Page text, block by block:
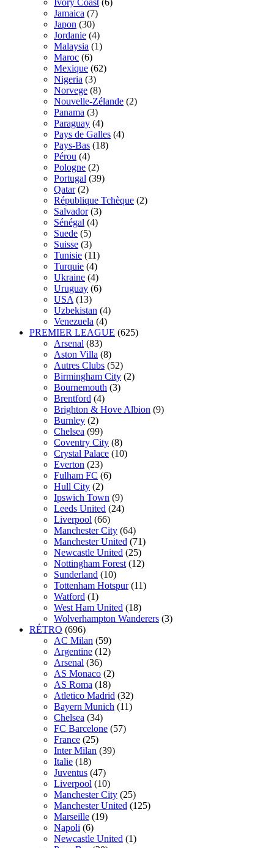
Jamaica (7)
Japon (30)
Jordanie (4)
Malaysia (1)
Maroc (6)
Mexique (62)
Nigeria (3)
Norvege (8)
Nouvelle-Zélande (2)
Panama (3)
Paraguay (4)
Pays de Galles (4)
Pays-Bas (18)
Pérou (4)
Pologne (2)
Portugal (39)
Qatar (2)
République Tchèque (2)
Salvador (3)
Sénégal (4)
Suede (5)
Suisse (3)
Tunisie (11)
Turquie (4)
Ukraine (4)
Uruguay (6)
USA (13)
Uzbekistan (4)
Venezuela (4)
PREMIER LEAGUE (625)
Arsenal (83)
Aston Villa (8)
Autres Clubs (52)
Birmingham City (2)
Bournemouth (3)
Brentford (4)
Brighton & Hove Albion (9)
Burnley (2)
Chelsea (99)
Coventry City (8)
Crystal Palace (10)
Everton (23)
Fulham FC (6)
Hull City (2)
Ipswich Town (9)
Leeds United (24)
Liverpool (66)
Manchester City (64)
Manchester United (71)
Newcastle United (25)
Nottingham Forest (12)
Sunderland (10)
Tottenham Hotspur (11)
Watford (1)
West Ham United (18)
Wolverhampton Wanderers (3)
RÉTRO (696)
AC Milan (59)
Argentine (12)
Arsenal (36)
AS Monaco (2)
AS Roma (18)
Atletico Madrid (32)
Bayern Munich (11)
Chelsea (34)
FC Barcelone (57)
France (25)
Inter Milan (39)
Italie (18)
Juventus (47)
Liverpool (10)
Manchester City (25)
Manchester United (125)
Marseille (19)
Napoli (6)
Newcastle United (1)